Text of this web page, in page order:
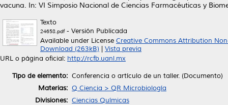
vacuna. In: VI Simposio Nacional de Ciencias Farmacéuticas y
Texto
24658.pdf- Versión Publicada
Available under License Creative Commons Attribution
Download (263kB)
Vista previa
URL o página oficial: http://rcfb.uanl.mx
Tipo de elemento: Conferencia o artículo de un taller. (Documento)
Materias: Q Ciencia > QR Microbiología
Divisiones: Ciencias Químicas